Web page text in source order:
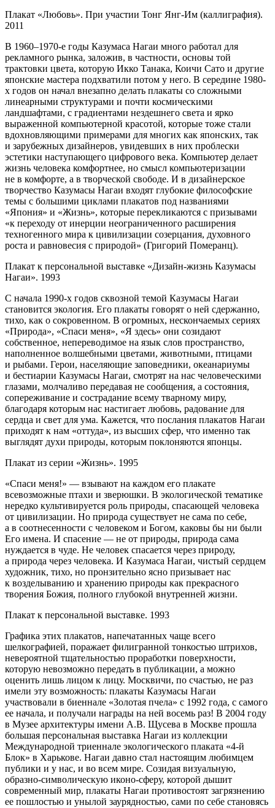
Плакат «Любовь». При участии Тонг Янг-Им (каллиграфия).
2011
В 1960–1970-е годы Казумаса Нагаи много работал для
рекламного рынка, заложив, в частности, основы той
трактовки цвета, которую Икко Танака, Коичи Сато и другие
японские мастера подхватили потом у него. В середине 1980-
х годов он начал внезапно делать плакаты со сложными
линеарными структурами и почти космическими
ландшафтами, с градиентами нездешнего света и ярко
выраженной компьютерной красотой, которые тоже стали
вдохновляющими примерами для многих как японских, так
и зарубежных дизайнеров, увидевших в них проблески
эстетики наступающего цифрового века. Компьютер делает
жизнь человека комфортнее, но смысл компьютеризации
не в комфорте, а в творческой свободе. И в дизайнерское
творчество Казумасы Нагаи входят глубокие философские
темы с большими циклами плакатов под названиями
«Япония» и «Жизнь», которые перекликаются с призывами
«к переходу от инерции неограниченного расширения
техногенного мира к цивилизации созерцания, духовного
роста и равновесия с природой» (Григорий Померанц).
Плакат к персональной выставке «Дизайн-жизнь Казумасы
Нагаи». 1993
С начала 1990-х годов сквозной темой Казумасы Нагаи
становится экология. Его плакаты говорят о ней сдержанно,
тихо, как о сокровенном. В огромных, нескончаемых сериях
«Природа», «Спаси меня», «Я здесь» они созидают
собственное, непереводимое на язык слов пространство,
наполненное волшебными цветами, животными, птицами
и рыбами. Герои, населяющие заповедники, океанариумы
и бестиарии Казумасы Нагаи, смотрят на нас человеческими
глазами, молчаливо передавая не сообщения, а состояния,
сопереживание и сострадание всему тварному миру,
благодаря которым нас настигает любовь, радование для
сердца и свет для ума. Кажется, что послания плакатов Нагаи
приходят к нам «оттуда», из высших сфер, что именно так
выглядят духи природы, которым поклоняются японцы.
Плакат из серии «Жизнь». 1995
«Спаси меня!» — взывают на каждом его плакате
всевозможные птахи и зверюшки. В экологической тематике
нередко культивируется роль природы, спасающей человека
от цивилизации. Но природа существует не сама по себе,
а в соотнесенности с человеком и Богом, каковы бы ни были
Его имена. И спасение — не от природы, природа сама
нуждается в чуде. Не человек спасается через природу,
а природа через человека. И Казумаса Нагаи, чистый сердцем
художник, тихо, но пронзительно ясно призывает нас
к возделыванию и хранению природы как прекрасного
творения Божия, полного глубокой внутренней жизни.
Плакат к персональной выставке. 1993
Графика этих плакатов, напечатанных чаще всего
шелкографией, поражает филигранной тонкостью штрихов,
невероятной тщательностью проработки поверхности,
которую невозможно передать в публикации, а можно
оценить лишь лицом к лицу. Москвичи, по счастью, не раз
имели эту возможность: плакаты Казумасы Нагаи
участвовали в биеннале «Золотая пчела» с 1992 года, с самого
ее начала, и получали награды на ней восемь раз! В 2004 году
в Музее архитектуры имени А.В. Щусева в Москве прошла
большая персональная выставка Нагаи из коллекции
Международной триеннале экологического плаката «4-й
Блок» в Харькове. Нагаи давно стал настоящим любимцем
публики и у нас, и во всем мире. Созидая визуальную,
образно-символическую иконо-сферу, которой дышит
современный мир, плакаты Нагаи противостоят загрязнению
ее пошлостью и унылой заурядностью, сами по себе становясь